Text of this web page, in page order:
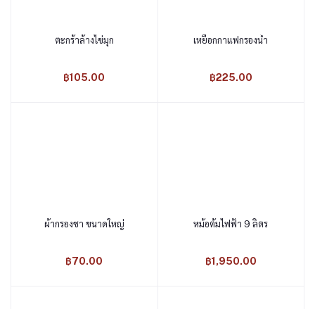
หยิบใส่ตะกร้า
ตะกร้าล้างไข่มุก
฿105.00
หยิบใส่ตะกร้า
เหยือกกาแฟกรองน้ำ
฿225.00
หยิบใส่ตะกร้า
ผ้ากรองชา ขนาดใหญ่
฿70.00
หยิบใส่ตะกร้า
หม้อต้มไฟฟ้า 9 ลิตร
฿1,950.00